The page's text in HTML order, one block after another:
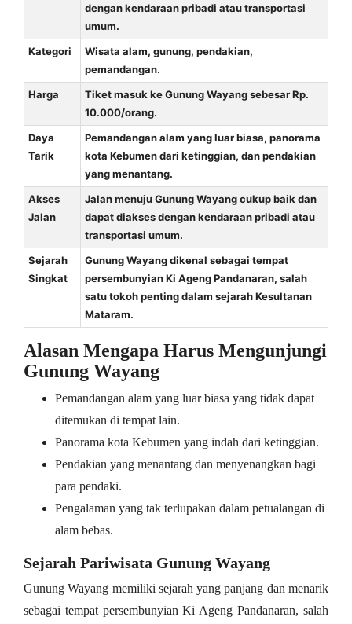
dengan kendaraan pribadi atau transportasi
umum.
Kategori
Wisata alam, gunung, pendakian,
pemandangan.
Harga
Tiket masuk ke Gunung Wayang sebesar Rp.
10.000/orang.
Daya
Tarik
Pemandangan alam yang luar biasa, panorama
kota Kebumen dari ketinggian, dan pendakian
yang menantang.
Akses
Jalan
Jalan menuju Gunung Wayang cukup baik dan
dapat diakses dengan kendaraan pribadi atau
transportasi umum.
Sejarah
Singkat
Gunung Wayang dikenal sebagai tempat
persembunyian Ki Ageng Pandanaran, salah
satu tokoh penting dalam sejarah Kesultanan
Mataram.
Alasan Mengapa Harus Mengunjungi
Gunung Wayang
Pemandangan alam yang luar biasa yang tidak dapat
ditemukan di tempat lain.
Panorama kota Kebumen yang indah dari ketinggian.
Pendakian yang menantang dan menyenangkan bagi
para pendaki.
Pengalaman yang tak terlupakan dalam petualangan di
alam bebas.
Sejarah Pariwisata Gunung Wayang
Gunung Wayang memiliki sejarah yang panjang dan menarik
sebagai tempat persembunyian Ki Ageng Pandanaran, salah